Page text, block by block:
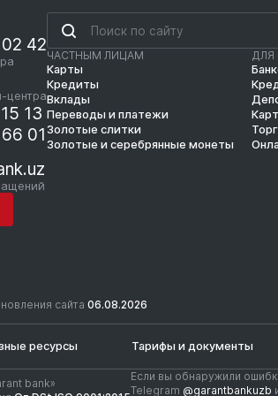
42
центра
13
01
ЧАСТНЫМ ЛИЦАМ
Карты
Кредиты
Вклады
Переводы и платежи
Золотые слитки
Золотые и серебрянные монеты
ДЛЯ
сайта 06.08.2026
ресурсы Тарифы и документы
bank»
Если вы обнаружили
Telegram @garantbankuzb